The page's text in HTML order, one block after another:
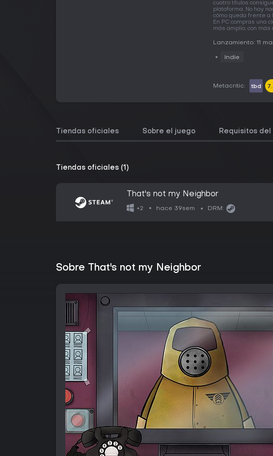
cuatro títulos
plataforma. No hay
cómo queda frente a
En PC compras una
más amplio, con
Lanzamiento: 11
Indie
Metacritic: tbd
Tiendas oficiales Sobre el juego Requisitos del
Tiendas oficiales (1)
That's not my Neighbor
+2 hace 39sem DRM:
Sobre That's not my Neighbor